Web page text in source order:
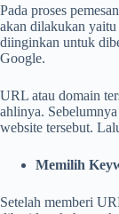
Pada proses
akan dilakukan
diinginkan untuk
Google.
URL atau domain
ahlinya.
website tersebut.
Memilih
Setelah memberi